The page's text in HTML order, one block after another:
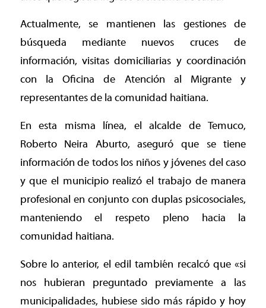
Actualmente, se mantienen las gestiones de
búsqueda mediante nuevos cruces de
información, visitas domiciliarias y coordinación
con la Oficina de Atención al Migrante y
representantes de la comunidad haitiana.
En esta misma línea, el alcalde de Temuco,
Roberto Neira Aburto, aseguró que se tiene
información de todos los niños y jóvenes del caso
y que el municipio realizó el trabajo de manera
profesional en conjunto con duplas psicosociales,
manteniendo el respeto pleno hacia la
comunidad haitiana.
Sobre lo anterior, el edil también recalcó que «si
nos hubieran preguntado previamente a las
municipalidades, hubiese sido más rápido y hoy